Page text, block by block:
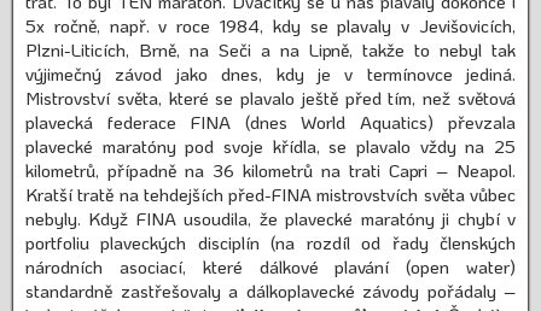
5x ročně, např. v roce 1984, kdy se plavaly v Jevišovicích,
Plzni-Liticích, Brně, na Seči a na Lipně, takže to nebyl tak
výjimečný závod jako dnes, kdy je v termínovce jediná.
Mistrovství světa, které se plavalo ještě před tím, než světová
plavecká federace FINA (dnes World Aquatics) převzala
plavecké maratóny pod svoje křídla, se plavalo vždy na 25
kilometrů, případně na 36 kilometrů na trati Capri – Neapol.
Kratší tratě na tehdejších před-FINA mistrovstvích světa vůbec
nebyly. Když FINA usoudila, že plavecké maratóny ji chybí v
portfoliu plaveckých disciplín (na rozdíl od řady členských
národních asociací, které dálkové plavání (open water)
standardně zastřešovaly a dálkoplavecké závody pořádaly –